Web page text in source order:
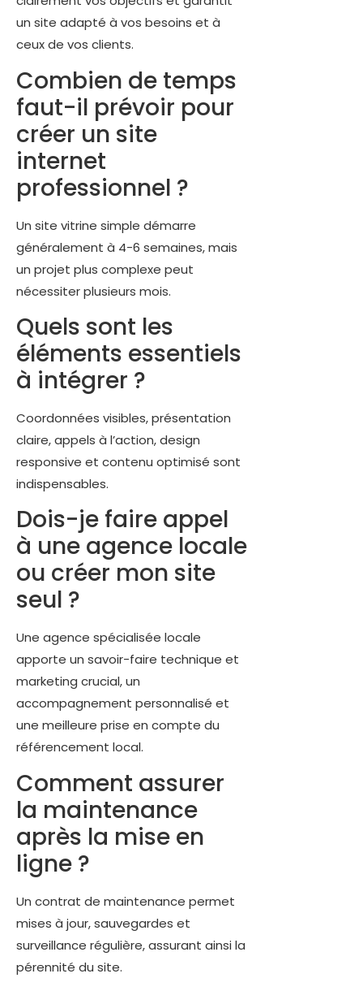
un site adapté à vos besoins et à
ceux de vos clients.
Combien de temps
faut-il prévoir pour
créer un site
internet
professionnel ?
Un site vitrine simple démarre
généralement à 4-6 semaines, mais
un projet plus complexe peut
nécessiter plusieurs mois.
Quels sont les
éléments essentiels
à intégrer ?
Coordonnées visibles, présentation
claire, appels à l’action, design
responsive et contenu optimisé sont
indispensables.
Dois-je faire appel
à une agence locale
ou créer mon site
seul ?
Une agence spécialisée locale
apporte un savoir-faire technique et
marketing crucial, un
accompagnement personnalisé et
une meilleure prise en compte du
référencement local.
Comment assurer
la maintenance
après la mise en
ligne ?
Un contrat de maintenance permet
mises à jour, sauvegardes et
surveillance régulière, assurant ainsi la
pérennité du site.